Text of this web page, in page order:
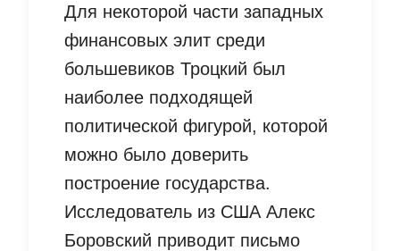
Для некоторой части западных
финансовых элит среди
большевиков Троцкий был
наиболее подходящей
политической фигурой, которой
можно было доверить
построение государства.
Исследователь из США Алекс
Боровский приводит письмо